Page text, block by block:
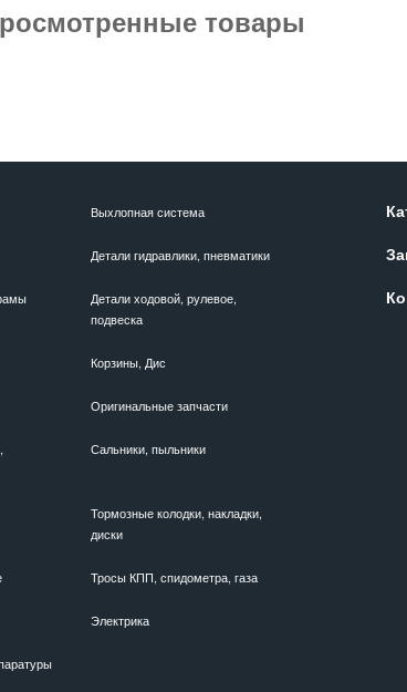
товары
Выхлопная система
Детали гидравлики, пневматики
Детали ходовой, рулевое,
подвеска
Корзины, Дис
Оригинальные запчасти
Сальники, пыльники
Тормозные колодки, накладки,
диски
Тросы КПП, спидометра, газа
Электрика